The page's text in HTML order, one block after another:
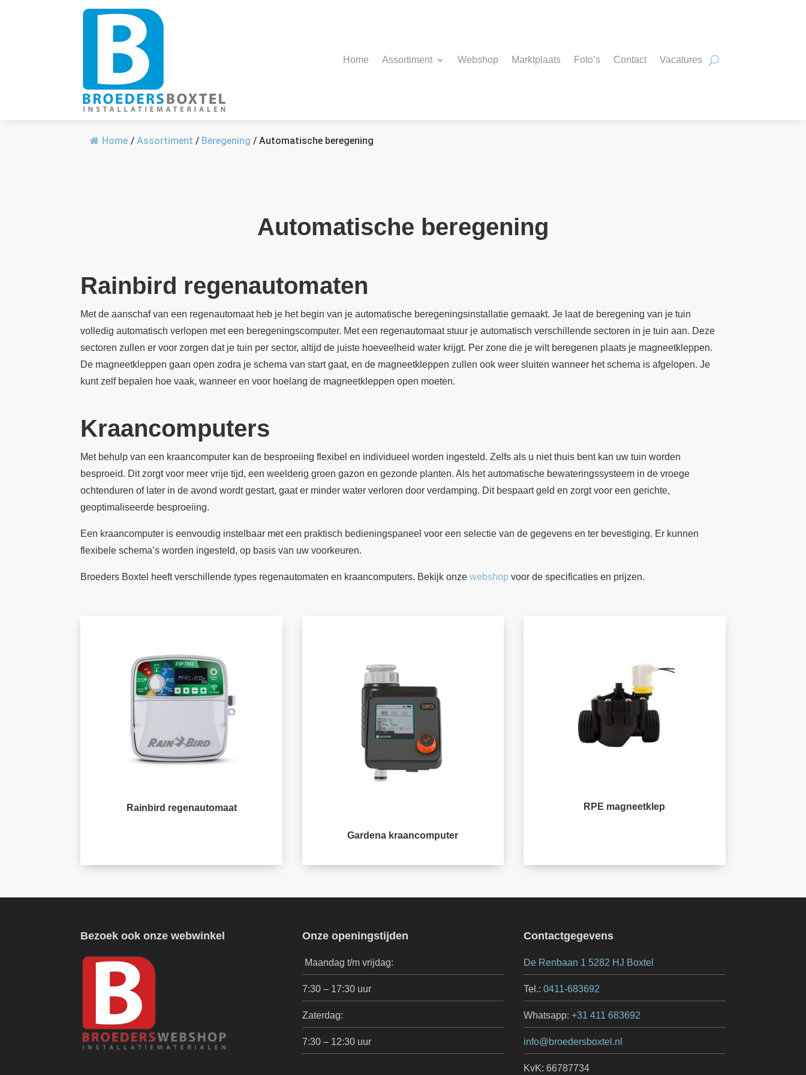
Home Assortiment Webshop Marktplaats Foto’s Contact Vacatures
Home / Assortiment / Beregening / Automatische beregening
Automatische beregening
Rainbird regenautomaten
Met de aanschaf van een regenautomaat heb je het begin van je automatische beregeningsinstallatie gemaakt. Je laat de beregening van je tuin
volledig automatisch verlopen met een beregeningscomputer. Met een regenautomaat stuur je automatisch verschillende sectoren in je tuin aan. Deze
sectoren zullen er voor zorgen dat je tuin per sector, altijd de juiste hoeveelheid water krijgt. Per zone die je wilt beregenen plaats je magneetkleppen.
De magneetkleppen gaan open zodra je schema van start gaat, en de magneetkleppen zullen ook weer sluiten wanneer het schema is afgelopen. Je
kunt zelf bepalen hoe vaak, wanneer en voor hoelang de magneetkleppen open moeten.
Kraancomputers
Met behulp van een kraancomputer kan de besproeiing flexibel en individueel worden ingesteld. Zelfs als u niet thuis bent kan uw tuin worden
besproeid. Dit zorgt voor meer vrije tijd, een weelderig groen gazon en gezonde planten. Als het automatische bewateringssysteem in de vroege
ochtenduren of later in de avond wordt gestart, gaat er minder water verloren door verdamping. Dit bespaart geld en zorgt voor een gerichte,
geoptimaliseerde besproeiing.
Een kraancomputer is eenvoudig instelbaar met een praktisch bedieningspaneel voor een selectie van de gegevens en ter bevestiging. Er kunnen
flexibele schema’s worden ingesteld, op basis van uw voorkeuren.
Broeders Boxtel heeft verschillende types regenautomaten en kraancomputers. Bekijk onzewebshop voor de specificaties en prijzen.
Rainbird regenautomaat
Gardena kraancomputer
RPE magneetklep
Bezoek ook onze webwinkel Onze openingstijden
Maandag t/m vrijdag:
7:30 – 17:30 uur
Zaterdag:
7:30 – 12:30 uur
Contactgegevens
De Renbaan 1 5282 HJ Boxtel
Tel.: 0411-683692
Whatsapp: +31 411 683692
info@broedersboxtel.nl
KvK: 66787734